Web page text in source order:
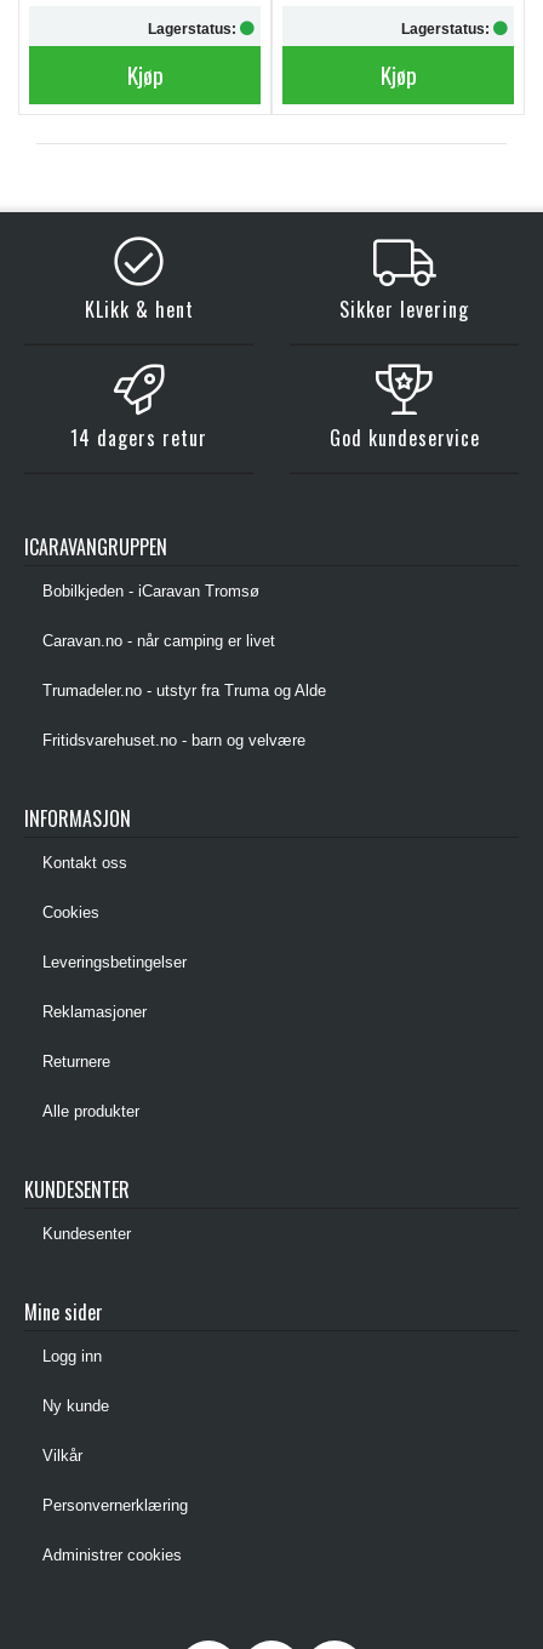
Lagerstatus:
Kjøp
Lagerstatus:
Kjøp
KLikk & hent Sikker levering
14 dagers retur God kundeservice
ICARAVANGRUPPEN
Bobilkjeden - iCaravan Tromsø
Caravan.no - når camping er livet
Trumadeler.no - utstyr fra Truma og Alde
Fritidsvarehuset.no - barn og velvære
INFORMASJON
Kontakt oss
Cookies
Leveringsbetingelser
Reklamasjoner
Returnere
Alle produkter
KUNDESENTER
Kundesenter
Mine sider
Logg inn
Ny kunde
Vilkår
Personvernerklæring
Administrer cookies